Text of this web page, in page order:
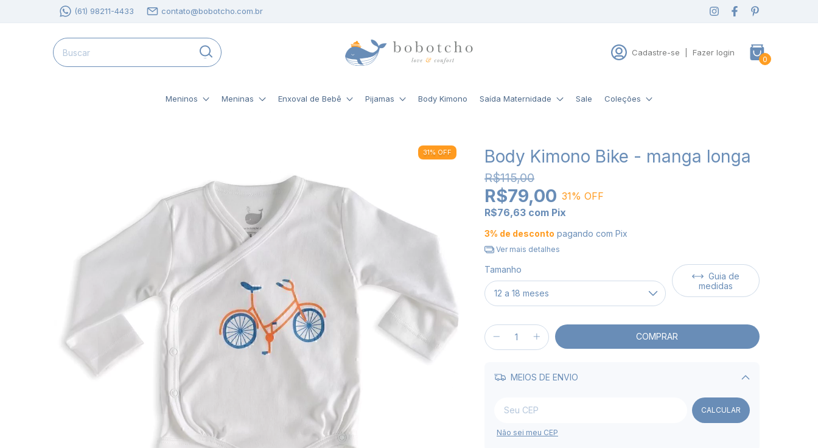
(61) 98211-4433 contato@bobotcho.com.br
Cadastre-se Fazer login
0
Meninos Meninas Enxoval de Bebê Pijamas Body Kimono Saída Maternidade Sale Coleções
31% OFF Body Kimono Bike - manga longa
R$115,00
R$79,00 31% OFF
R$76,63 com Pix
3% de desconto pagando com Pix
Ver mais detalhes
Tamanho
Guia de
medidas
MEIOS DE ENVIO
Alterar CEP
CALCULAR
Não sei meu CEP